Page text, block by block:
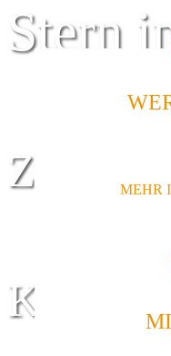
Stern
Kinder
MEHR